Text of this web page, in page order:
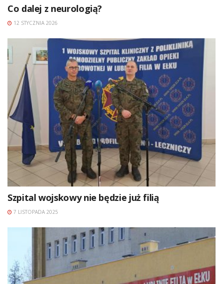
Co dalej z neurologią?
12 STYCZNIA 2026
Szpital wojskowy nie będzie już filią
7 LISTOPADA 2025